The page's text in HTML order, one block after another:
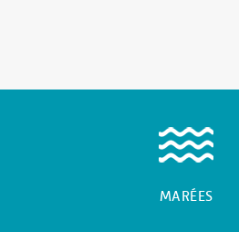
MARÉES